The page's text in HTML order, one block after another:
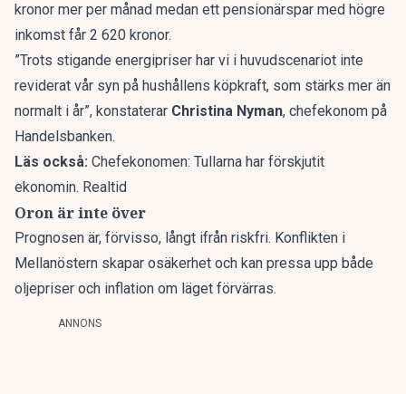
kronor mer per månad medan ett pensionärspar med högre
inkomst får 2 620 kronor.
”Trots stigande energipriser har vi i huvudscenariot inte
reviderat vår syn på hushållens köpkraft, som stärks mer än
normalt i år”, konstaterar Christina Nyman, chefekonom på
Handelsbanken.
Läs också: Chefekonomen: Tullarna har förskjutit
ekonomin. Realtid
Oron är inte över
Prognosen är, förvisso, långt ifrån riskfri. Konflikten i
Mellanöstern skapar osäkerhet och kan pressa upp både
oljepriser och inflation om läget förvärras.
ANNONS